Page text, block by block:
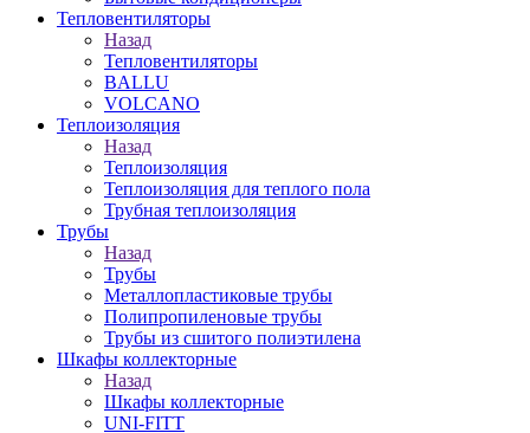
Тепловентиляторы
Назад
Тепловентиляторы
BALLU
VOLCANO
Теплоизоляция
Назад
Теплоизоляция
Теплоизоляция для теплого пола
Трубная теплоизоляция
Трубы
Назад
Трубы
Металлопластиковые трубы
Полипропиленовые трубы
Трубы из сшитого полиэтилена
Шкафы коллекторные
Назад
Шкафы коллекторные
UNI-FITT